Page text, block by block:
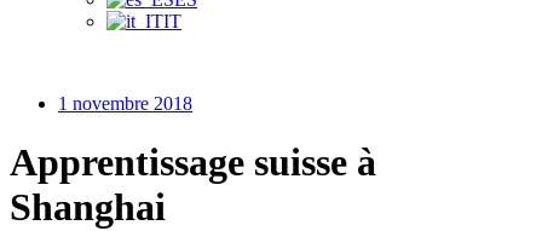
IT
1 novembre 2018
Apprentissage suisse à
Shanghai